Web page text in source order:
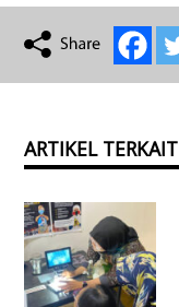
ARTIKEL TERKAIT